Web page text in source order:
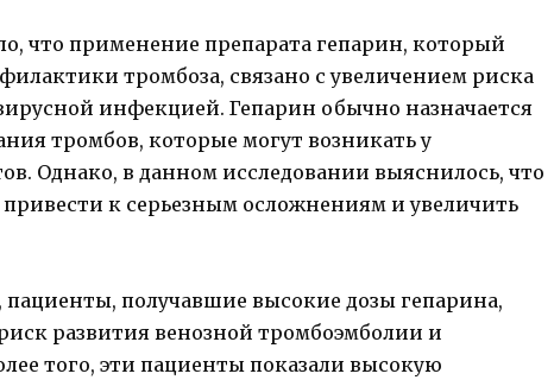
что применение препарата гепарин, который
тромбоза, связано с увеличением риска
инфекцией. Гепарин обычно назначается
тромбов, которые могут возникать у
Однако, в данном исследовании выяснилось, что
к серьезным осложнениям и увеличить
пациенты, получавшие высокие дозы гепарина,
развития венозной тромбоэмболии и
того, эти пациенты показали высокую